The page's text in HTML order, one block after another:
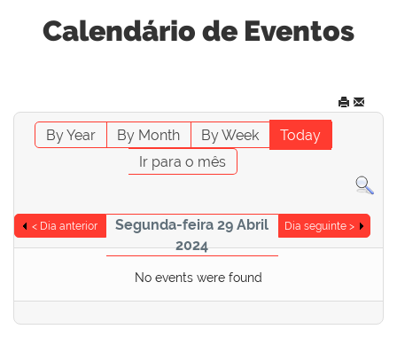
Calendário de Eventos
By Year By Month By Week
Today
Ir para o mês
< Dia anterior
Segunda-feira 29 Abril
2024
Dia seguinte >
No events were found